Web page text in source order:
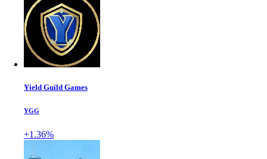
Yield Guild Games
YGG
+1.36%